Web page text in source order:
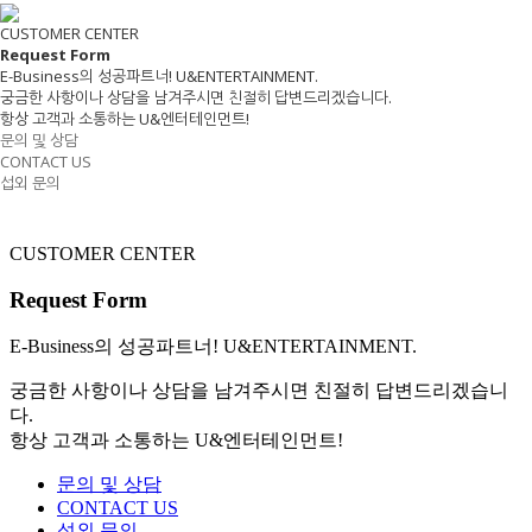
CUSTOMER CENTER
Request Form
E-Business의 성공파트너! U&ENTERTAINMENT.
궁금한 사항이나 상담을 남겨주시면 친절히 답변드리겠습니다.
항상 고객과 소통하는 U&엔터테인먼트!
문의 및 상담
CONTACT US
섭외 문의